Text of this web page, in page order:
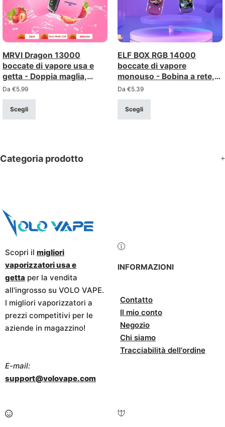
MRVI Dragon 13000
boccate di vapore usa e
getta - Doppia maglia,
doppia modalità,
ricaricabile
Da €5.99
Scegli
ELF BOX RGB 14000
boccate di vapore
monouso - Bobina a rete,
illuminazione RGB,
ricaricabile
Da €5.39
Scegli
Categoria prodotto
Scopri il migliori
vaporizzatori usa e
getta per la vendita
all'ingrosso su VOLO VAPE.
I migliori vaporizzatori a
prezzi competitivi per le
aziende in magazzino!
E-mail:
support@volovape.com
INFORMAZIONI
Contatto
Il mio conto
Negozio
Chi siamo
Tracciabilità dell'ordine